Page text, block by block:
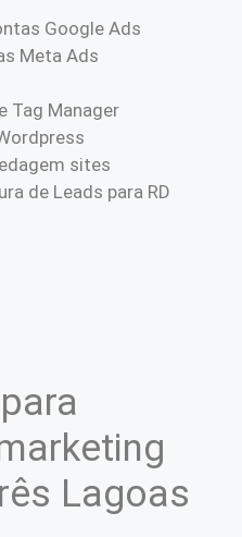
Google Ads
Meta Ads
Tag Manager
sites
de Leads para RD
Lagoas